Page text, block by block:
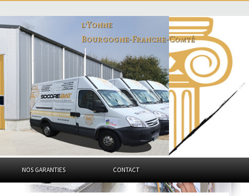
l'Yonne
Bourgogne-Franche-Comté
NOS GARANTIES CONTACT